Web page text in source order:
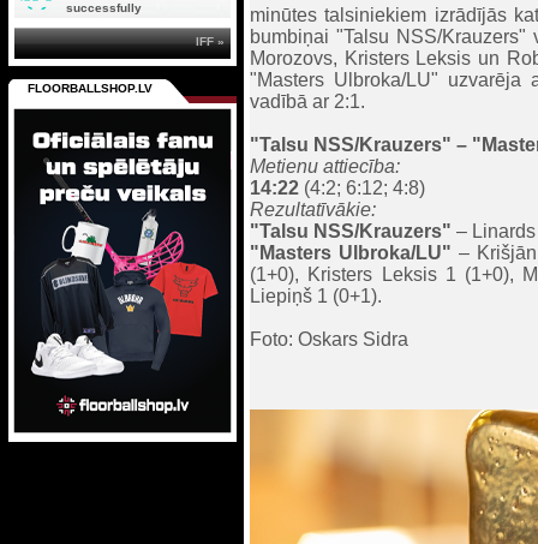
minūtes talsiniekiem izrādījās
bumbiņai "Talsu NSS/
Morozovs, Kristers Leksis un
"Masters Ulbroka/LU" uzvarēja
vadībā ar 2:1.
"Talsu NSS/Krauzers" –
Metienu attiecība:
14:22 (4:2; 6:12; 4:8)
Rezultatīvākie:
"Talsu NSS/Krauzers" –
"Masters Ulbroka/LU" –
(1+0), Kristers Leksis 1 (1+0),
Liepiņš 1 (0+1).
Foto: Oskars Sidra
successfully
IFF »
FLOORBALLSHOP.LV